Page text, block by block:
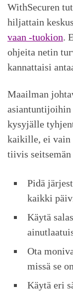
WithSecuren
hiljattain
vaan -tuokion.
ohjeita netin
kannattaisi
Maailman
asiantuntijoihin
kysyjälle
kaikille, ei vain
tiivis
Pidä
kaikki
Käytä
Ota
missä se
Käytä eri